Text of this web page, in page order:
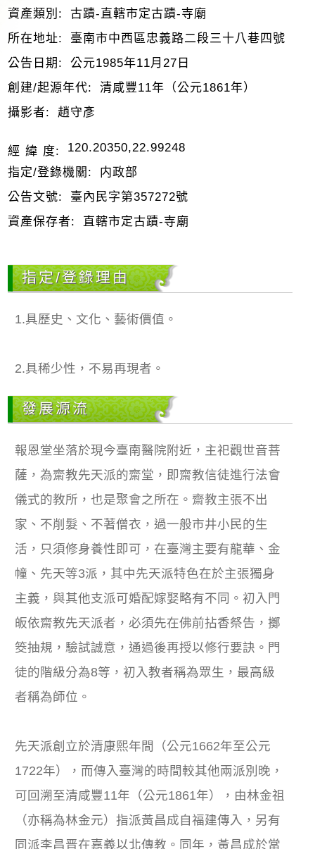
資產類別:
古蹟-直轄市定古蹟-寺廟
所在地址:
臺南市中西區忠義路二段三十八巷四號
公告日期:
公元1985年11月27日
創建/起源年代:
清咸豐11年（公元1861年）
攝影者:
趙守彥
經 緯 度:
120.20350,22.99248
指定/登錄機關:
内政部
公告文號:
臺內民字第357272號
資產保存者:
直轄市定古蹟-寺廟
指定/登錄理由
1.具歷史、文化、藝術價值。
2.具稀少性，不易再現者。
發展源流
報恩堂坐落於現今臺南醫院附近，主祀觀世音菩
薩，為齋教先天派的齋堂，即齋教信徒進行法會
儀式的教所，也是聚會之所在。齋教主張不出
家、不削髮、不著僧衣，過一般市井小民的生
活，只須修身養性即可，在臺灣主要有龍華、金
幢、先天等3派，其中先天派特色在於主張獨身
主義，與其他支派可婚配嫁娶略有不同。初入門
皈依齋教先天派者，必須先在佛前拈香祭告，擲
筊抽規，驗試誠意，通過後再授以修行要訣。門
徒的階級分為8等，初入教者稱為眾生，最高級
者稱為師位。
先天派創立於清康熙年間（公元1662年至公元
1722年），而傳入臺灣的時間較其他兩派別晚，
可回溯至清咸豐11年（公元1861年），由林金祖
（亦稱為林金元）指派黃昌成自福建傳入，另有
同派李昌晋在嘉義以北傳教。同年，黃昌成於當